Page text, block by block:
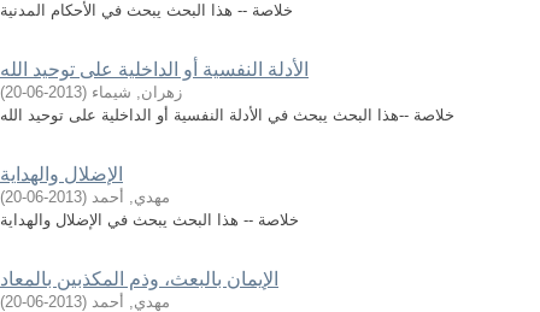
خلاصة -- هذا البحث يبحث في الأحكام المدنية
الأدلة النفسية أو الداخلية على توحيد الله
زهران, شيماء (
2013-06-20
)
خلاصة --هذا البحث يبحث في الأدلة النفسية أو الداخلية على توحيد الله
الإضلال والهداية
مهدي, أحمد (
2013-06-20
)
خلاصة -- هذا البحث يبحث في الإضلال والهداية
الإيمان بالبعث، وذم المكذبين بالمعاد
مهدي, أحمد (
2013-06-20
)